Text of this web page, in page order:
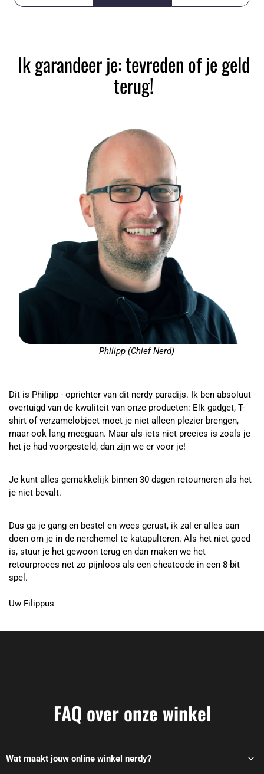
Ik garandeer je: tevreden of je geld
terug!
Philipp (Chief Nerd)
Dit is Philipp - oprichter van dit nerdy paradijs. Ik ben absoluut
overtuigd van de kwaliteit van onze producten: Elk gadget, T-
shirt of verzamelobject moet je niet alleen plezier brengen,
maar ook lang meegaan. Maar als iets niet precies is zoals je
het je had voorgesteld, dan zijn we er voor je!
Je kunt alles gemakkelijk binnen 30 dagen retourneren als het
je niet bevalt.
Dus ga je gang en bestel en wees gerust, ik zal er alles aan
doen om je in de nerdhemel te katapulteren. Als het niet goed
is, stuur je het gewoon terug en dan maken we het
retourproces net zo pijnloos als een cheatcode in een 8-bit
spel.
Uw Filippus
FAQ over onze winkel
Wat maakt jouw online winkel nerdy?